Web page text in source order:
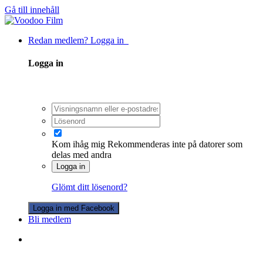
Gå till innehåll
Redan medlem? Logga in
Logga in
Kom ihåg mig Rekommenderas inte på datorer som
delas med andra
Logga in
Glömt ditt lösenord?
Logga in med Facebook
Bli medlem